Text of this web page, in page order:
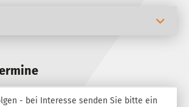
- bei Interesse senden Sie bitte ein